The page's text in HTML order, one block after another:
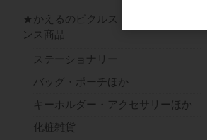
★かえるのピクルス ライセ
ンス商品
ステーショナリー
バッグ・ポーチほか
キーホルダー・アクセサリーほか
化粧雑貨